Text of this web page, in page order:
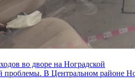
во дворе на Ноградской
проблемы. В Центральном районе